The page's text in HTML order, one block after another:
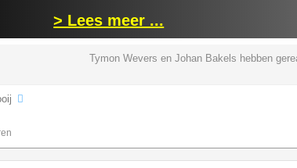
> Lees meer ...
Tymon Wevers en Johan Bakels hebben